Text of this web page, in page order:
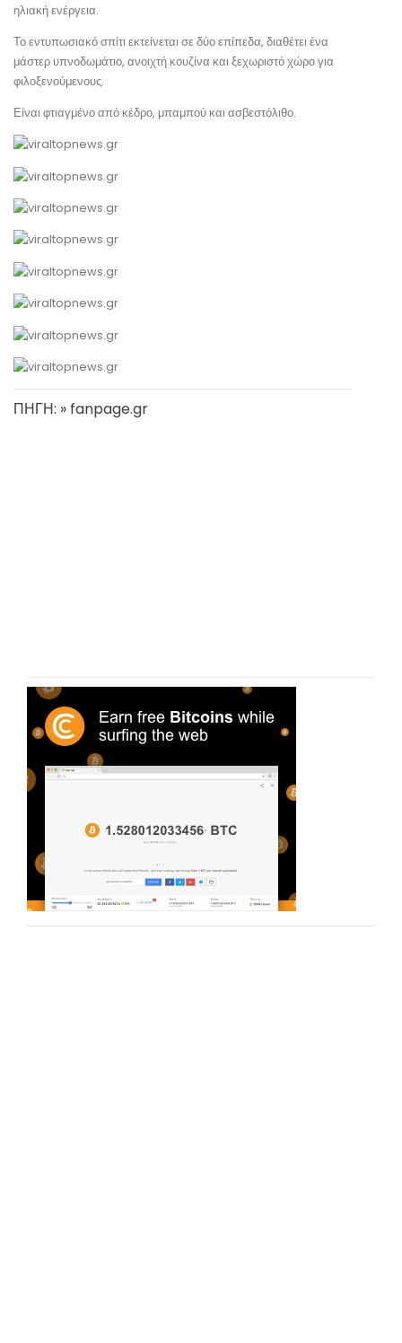
ηλιακή ενέργεια.
Το εντυπωσιακό σπίτι εκτείνεται σε δύο επίπεδα, διαθέτει ένα
μάστερ υπνοδωμάτιο, ανοιχτή κουζίνα και ξεχωριστό χώρο για
φιλοξενούμενους.
Είναι φτιαγμένο από κέδρο, μπαμπού και ασβεστόλιθο.
ΠΗΓΗ: » fanpage.gr